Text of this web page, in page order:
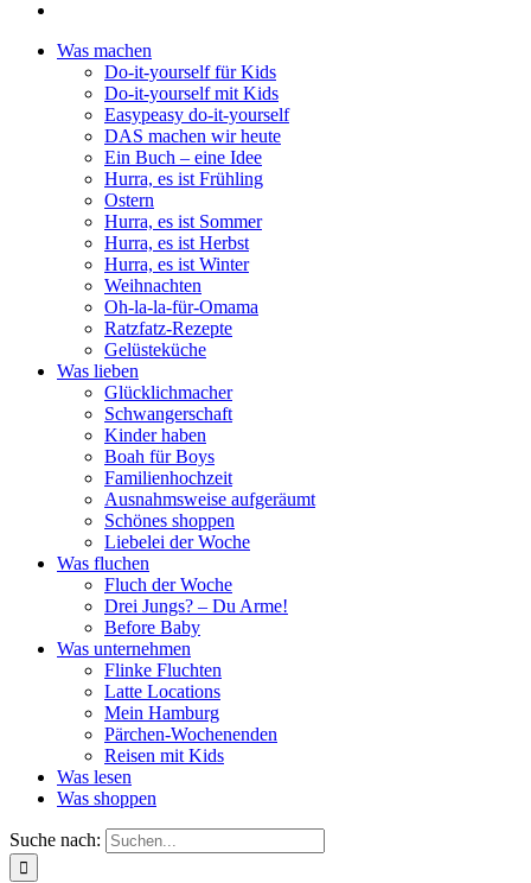
Was machen
Do-it-yourself für Kids
Do-it-yourself mit Kids
Easypeasy do-it-yourself
DAS machen wir heute
Ein Buch – eine Idee
Hurra, es ist Frühling
Ostern
Hurra, es ist Sommer
Hurra, es ist Herbst
Hurra, es ist Winter
Weihnachten
Oh-la-la-für-Omama
Ratzfatz-Rezepte
Gelüsteküche
Was lieben
Glücklichmacher
Schwangerschaft
Kinder haben
Boah für Boys
Familienhochzeit
Ausnahmsweise aufgeräumt
Schönes shoppen
Liebelei der Woche
Was fluchen
Fluch der Woche
Drei Jungs? – Du Arme!
Before Baby
Was unternehmen
Flinke Fluchten
Latte Locations
Mein Hamburg
Pärchen-Wochenenden
Reisen mit Kids
Was lesen
Was shoppen
Suche nach: